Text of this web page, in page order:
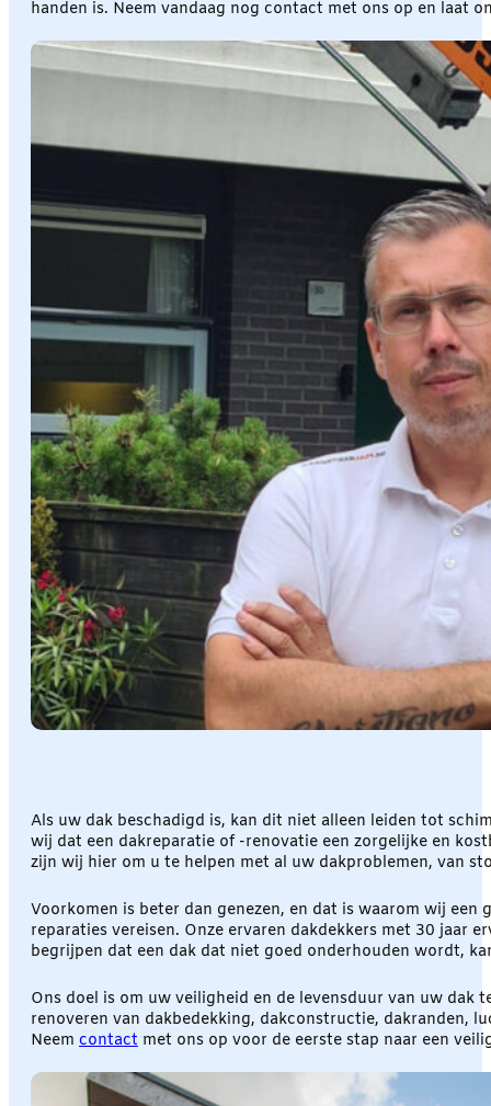
handen is. Neem vandaag nog contact met ons op en laat
Als uw dak beschadigd is, kan dit niet alleen leiden tot
wij dat een dakreparatie of -renovatie een zorgelijke en
zijn wij hier om u te helpen met al uw dakproblemen, van
Voorkomen is beter dan genezen, en dat is waarom wij
reparaties vereisen. Onze ervaren dakdekkers met 30 jaar
begrijpen dat een dak dat niet goed onderhouden wordt,
Ons doel is om uw veiligheid en de levensduur van uw
renoveren van dakbedekking, dakconstructie, dakranden,
Neem contact met ons op voor de eerste stap naar een